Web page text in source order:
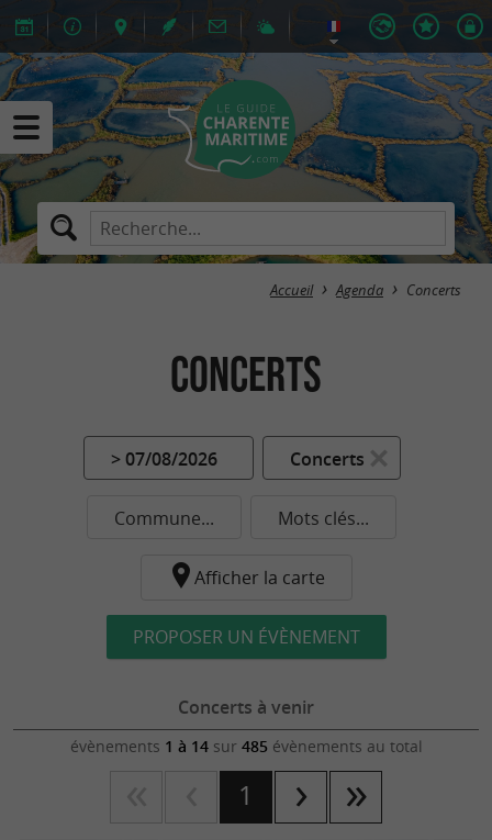
Accueil Agenda Concerts
Concerts
> 07/08/2026 Concerts
Commune... Mots clés...
Afficher la carte
PROPOSER UN ÉVÈNEMENT
Concerts à venir
évènements 1 à 14sur 485 évènements au total
1